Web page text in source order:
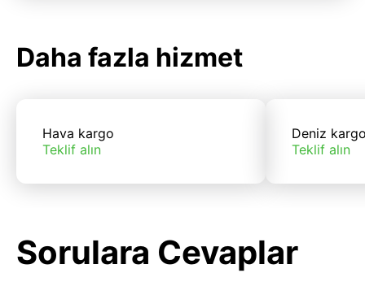
Daha fazla hizmet
Hava kargo
Teklif alın
Deniz
Teklif alın
Sorulara Cevaplar